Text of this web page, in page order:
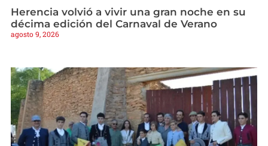
Herencia volvió a vivir una gran noche en su
décima edición del Carnaval de Verano
agosto 9, 2026